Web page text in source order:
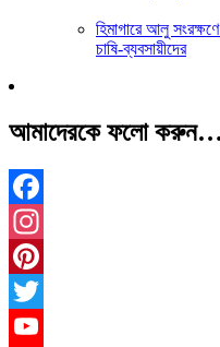
হিমাগারে আলু সংরক্ষণে
চাষি-ব্যবসায়ীদের
আমাদেরকে ফলো করুন…
Facebook
Instagram
Pinterest
Twitter